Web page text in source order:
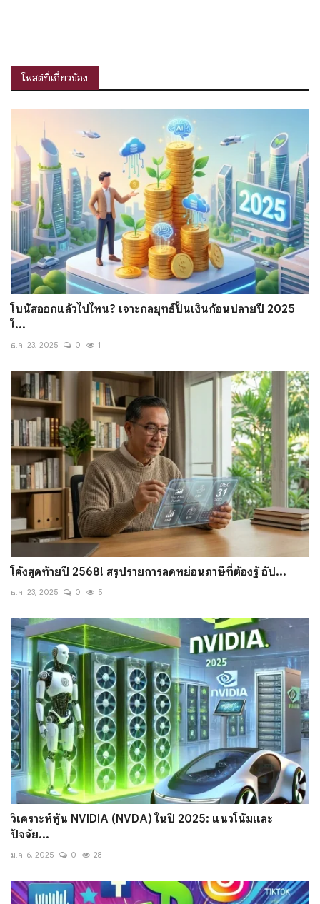
โพสต์ที่เกี่ยวข้อง
โบนัสออกแล้วไปไหน? เจาะกลยุทธ์ปั้นเงินก้อนปลายปี 2025
ใ...
ธ.ค. 23, 2025 0 1
โค้งสุดท้ายปี 2568! สรุปรายการลดหย่อนภาษีที่ต้องรู้ อัป...
ธ.ค. 23, 2025 0 5
วิเคราะห์หุ้น NVIDIA (NVDA) ในปี 2025: แนวโน้มและ
ปัจจัย...
ม.ค. 6, 2025 0 28